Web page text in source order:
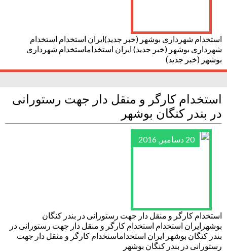
استخدام شهرداری بوشهر (خبر جدید)ایران استخدام استخدام
شهرداری بوشهر (خبر جدید) ایران استخداماستخدام شهرداری
بوشهر (خبر جدید)
استخدام کارگر و منقل دار جهت رستورانی
در بندر کنگان بوشهر
20 دسامبر, 2016
استخدام کارگر و منقل دار جهت رستورانی در بندر کنگان
بوشهرایران استخدام استخدام کارگر و منقل دار جهت رستورانی در
بندر کنگان بوشهر ایران استخداماستخدام کارگر و منقل دار جهت
رستورانی در بندر کنگان بوشهر